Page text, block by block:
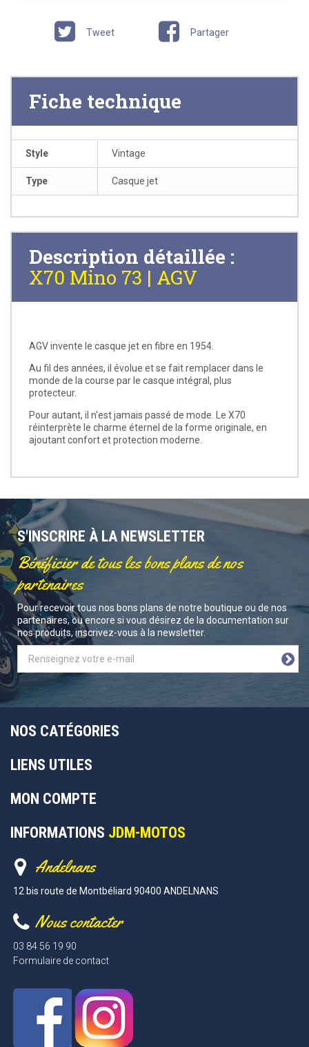
Tweet Partager
Fiche technique
Style Vintage
Type Casque jet
Description détaillée :
X70 Mino 73 | AGV
AGV invente le casque jet en fibre en 1954.
Au fil des années, il évolue et se fait remplacer dans le
monde de la course par le casque intégral, plus
protecteur.
Pour autant, il n'est jamais passé de mode. Le X70
réinterprète le charme éternel de la forme originale, en
ajoutant confort et protection moderne.
S'INSCRIRE À LA NEWSLETTER
Bénéficier de tous les bons plans de nos
partenaires
Pour recevoir tous nos bons plans de notre boutique ou de nos
partenaires, ou encore si vous désirez de la documentation sur
nos produits, inscrivez-vous à la newsletter.
NOS CATÉGORIES
LIENS UTILES
MON COMPTE
INFORMATIONS JDM-MOTOS
Andelnans
12 bis route de Montbéliard 90400 ANDELNANS
Nous contacter
03 84 56 19 90
Formulaire de contact